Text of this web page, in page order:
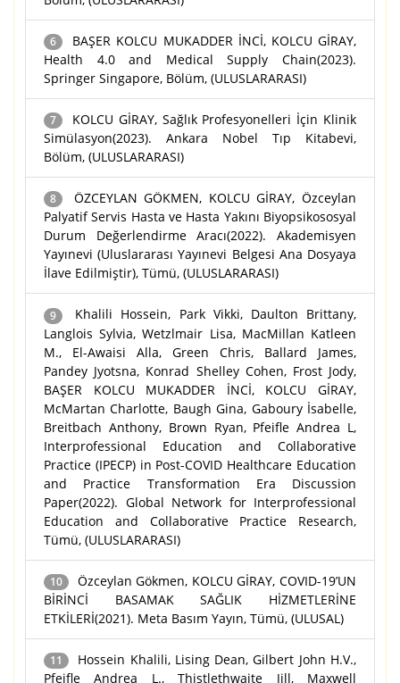
6
BAŞER KOLCU MUKADDER İNCİ, KOLCU GİRAY,
Health 4.0 and Medical Supply Chain(2023).
Springer Singapore, Bölüm, (ULUSLARARASI)
7
KOLCU GİRAY, Sağlık Profesyonelleri İçin Klinik
Simülasyon(2023). Ankara Nobel Tıp Kitabevi,
Bölüm, (ULUSLARARASI)
8
ÖZCEYLAN GÖKMEN, KOLCU GİRAY, Özceylan
Palyatif Servis Hasta ve Hasta Yakını Biyopsikososyal
Durum Değerlendirme Aracı(2022). Akademisyen
Yayınevi (Uluslararası Yayınevi Belgesi Ana Dosyaya
İlave Edilmiştir), Tümü, (ULUSLARARASI)
9
Khalili Hossein, Park Vikki, Daulton Brittany,
Langlois Sylvia, Wetzlmair Lisa, MacMillan Katleen
M., El-Awaisi Alla, Green Chris, Ballard James,
Pandey Jyotsna, Konrad Shelley Cohen, Frost Jody,
BAŞER KOLCU MUKADDER İNCİ, KOLCU GİRAY,
McMartan Charlotte, Baugh Gina, Gaboury İsabelle,
Breitbach Anthony, Brown Ryan, Pfeifle Andrea L,
Interprofessional Education and Collaborative
Practice (IPECP) in Post-COVID Healthcare Education
and Practice Transformation Era Discussion
Paper(2022). Global Network for Interprofessional
Education and Collaborative Practice Research,
Tümü, (ULUSLARARASI)
10
Özceylan Gökmen, KOLCU GİRAY, COVID-19’UN
BİRİNCİ BASAMAK SAĞLIK HİZMETLERİNE
ETKİLERİ(2021). Meta Basım Yayın, Tümü, (ULUSAL)
11
Hossein Khalili, Lising Dean, Gilbert John H.V.,
Pfeifle Andrea L., Thistlethwaite Jill, Maxwell